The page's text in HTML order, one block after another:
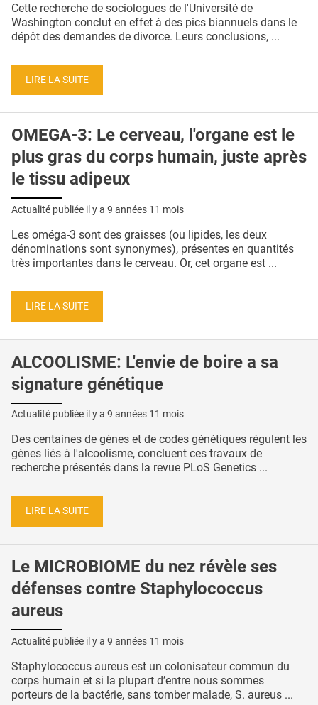
QUI SOMMES-NOUS ?
CONDITIONS GÉNÉRALES
CRÉDITS
Cette recherche de sociologues de l'Université de
Washington conclut en effet à des pics biannuels dans le
dépôt des demandes de divorce. Leurs conclusions, ...
LIRE LA SUITE
OMEGA-3: Le cerveau, l'organe est le
plus gras du corps humain, juste après
le tissu adipeux
Actualité publiée il y a 9 années 11 mois
Les oméga-3 sont des graisses (ou lipides, les deux
dénominations sont synonymes), présentes en quantités
très importantes dans le cerveau. Or, cet organe est ...
LIRE LA SUITE
ALCOOLISME: L'envie de boire a sa
signature génétique
Actualité publiée il y a 9 années 11 mois
Des centaines de gènes et de codes génétiques régulent les
gènes liés à l'alcoolisme, concluent ces travaux de
recherche présentés dans la revue PLoS Genetics ...
LIRE LA SUITE
Le MICROBIOME du nez révèle ses
défenses contre Staphylococcus
aureus
Actualité publiée il y a 9 années 11 mois
Staphylococcus aureus est un colonisateur commun du
corps humain et si la plupart d’entre nous sommes
porteurs de la bactérie, sans tomber malade, S. aureus ...